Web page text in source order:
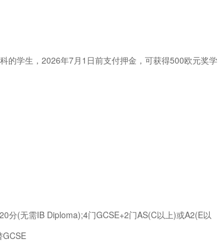
的学生，2026年7月1日前支付押金，可获得500欧元奖学
分(无需IB Diploma);4门GCSE+2门AS(C以上)或A2(E以
GCSE